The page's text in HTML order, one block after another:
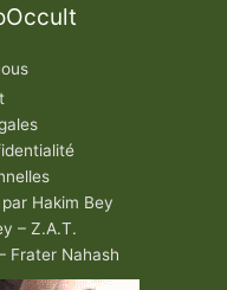
Hakim Bey
– Z.A.T.
Frater Nahash